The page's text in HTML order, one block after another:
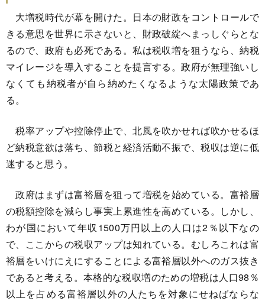
大増税時代が幕を開けた。日本の財政をコントロールで
きる意思を世界に示さないと、財政破綻へまっしぐらとな
るので、政府も必死である。私は税収増を狙うなら、納税
マイレージを導入することを提言する。政府が無理強いし
なくても納税者が自ら納めたくなるような太陽政策であ
る。
税率アップや控除停止で、北風を吹かせれば吹かせるほ
ど納税意欲は落ち、節税と経済活動不振で、税収は逆に低
迷すると思う。
政府はまずは富裕層を狙って増税を始めている。富裕層
の税額控除を減らし事実上累進性を高めている。しかし、
わが国において年収1500万円以上の人口は2％以下なの
で、ここからの税収アップは知れている。むしろこれは富
裕層をいけにえにすることによる富裕層以外へのガス抜き
であると考える。本格的な税収増のための増税は人口98％
以上を占める富裕層以外の人たちを対象にせねばならな